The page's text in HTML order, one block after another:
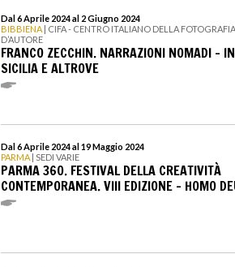
Dal 6 Aprile 2024 al 2 Giugno 2024
BIBBIENA | CIFA - CENTRO ITALIANO DELLA FOTOGRAFIA
D’AUTORE
FRANCO ZECCHIN. NARRAZIONI NOMADI – IN
SICILIA E ALTROVE
Dal 6 Aprile 2024 al 19 Maggio 2024
PARMA | SEDI VARIE
PARMA 360. FESTIVAL DELLA CREATIVITÀ
CONTEMPORANEA. VIII EDIZIONE - HOMO